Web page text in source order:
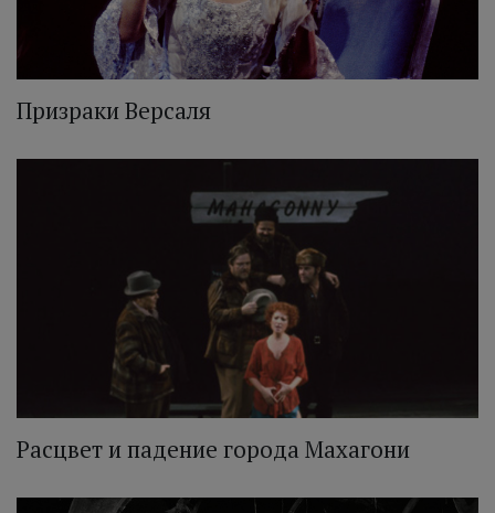
Призраки Версаля
Расцвет и падение города Махагони